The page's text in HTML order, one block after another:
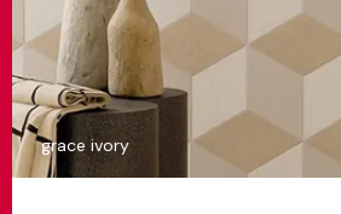
grace ivory